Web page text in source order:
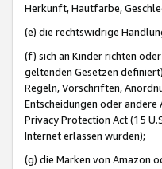
Herkunft, Hautfarbe,
(e) die rechtswidrige
(f) sich an Kinder richten
geltenden Gesetzen
Regeln, Vorschriften,
Entscheidungen oder
Privacy Protection Act (15
Internet erlassen wurden);
(g) die Marken von Amazon